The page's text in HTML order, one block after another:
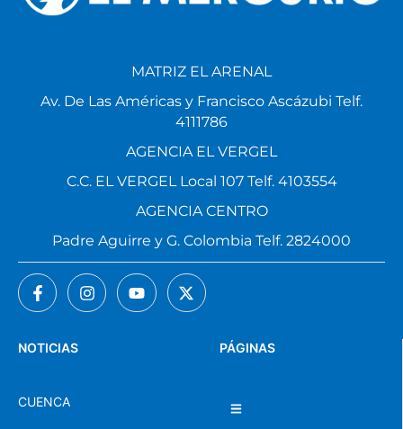
PÁGINAS
NOTICIAS
CUENCA
MATRIZ EL ARENAL
Av. De Las Américas y Francisco Ascázubi Telf.
4111786
AGENCIA EL VERGEL
C.C. EL VERGEL Local 107 Telf. 4103554
AGENCIA CENTRO
Padre Aguirre y G. Colombia Telf. 2824000